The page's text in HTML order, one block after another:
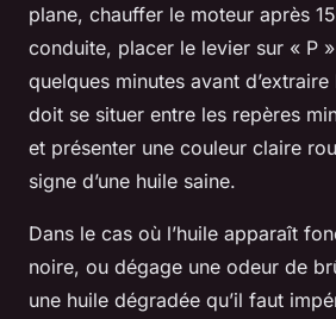
plane, chauffer le moteur après
conduite, placer le levier sur « P
quelques minutes avant d’extraire
doit se situer entre les repères
et présenter une couleur claire
signe d’une huile saine.
Dans le cas où l’huile apparaît
noire, ou dégage une odeur de
une huile dégradée qu’il faut